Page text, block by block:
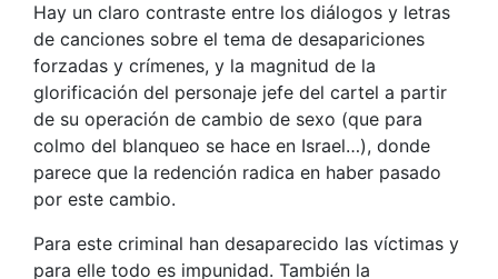
Hay un claro contraste entre los diálogos y letras
de canciones sobre el tema de desapariciones
forzadas y crímenes, y la magnitud de la
glorificación del personaje jefe del cartel a partir
de su operación de cambio de sexo (que para
colmo del blanqueo se hace en Israel…), donde
parece que la redención radica en haber pasado
por este cambio.
Para este criminal han desaparecido las víctimas y
para elle todo es impunidad. También la